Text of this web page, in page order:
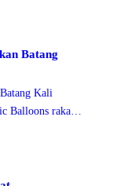
Batang
Batang Kali
Balloons rakan